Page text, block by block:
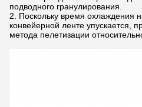
подводного гранулирования.
Поскольку время охлаждения
конвейерной ленте упускается,
метода пелетизации